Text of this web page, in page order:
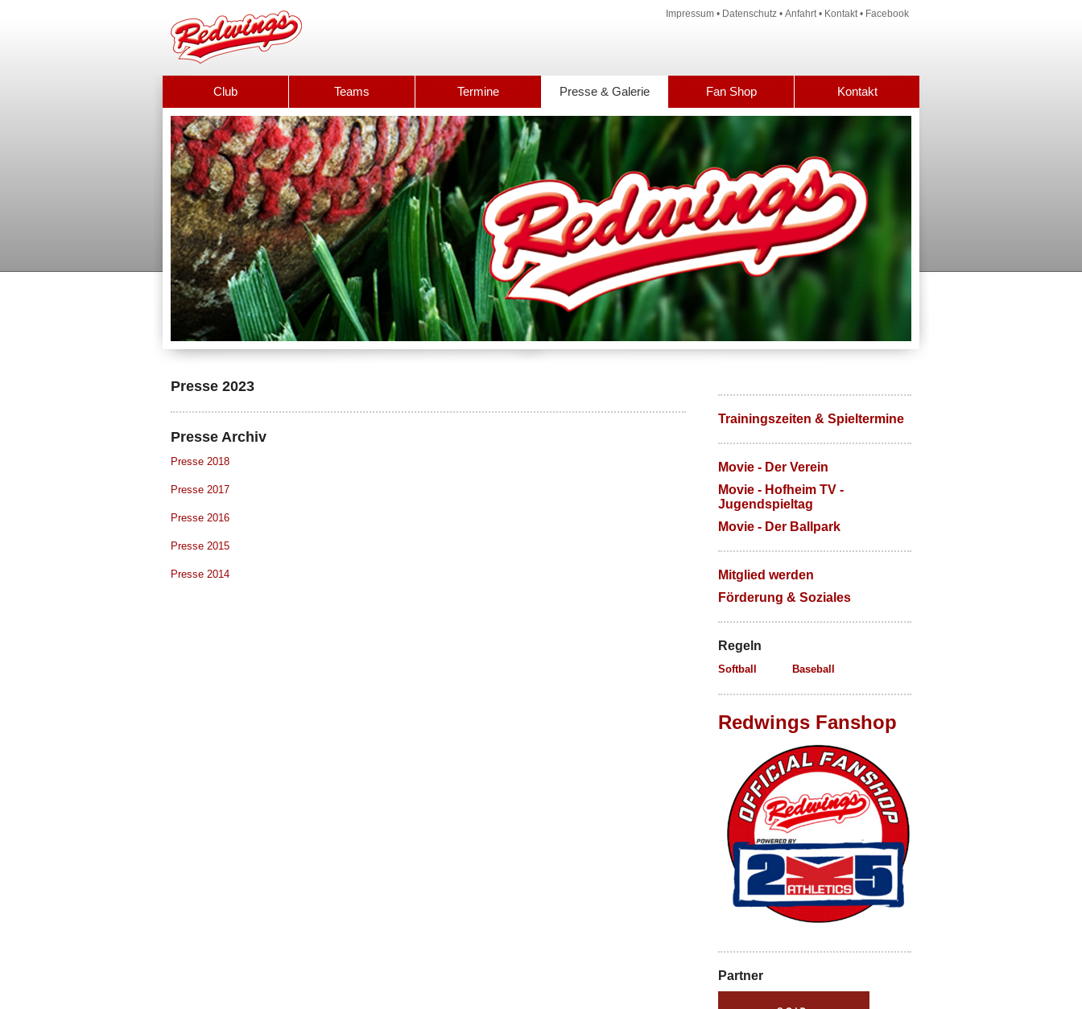
Impressum • Datenschutz • Anfahrt• Kontakt• Facebook
Club Teams Termine Presse & Galerie Fan Shop Kontakt
Presse 2023
Presse Archiv
Presse 2018
Presse 2017
Presse 2016
Presse 2015
Presse 2014
Trainingszeiten & Spieltermine
Movie - Der Verein
Movie - Hofheim TV -
Jugendspieltag
Movie - Der Ballpark
Mitglied werden
Förderung & Soziales
Regeln
Softball Baseball
Redwings Fanshop
Partner